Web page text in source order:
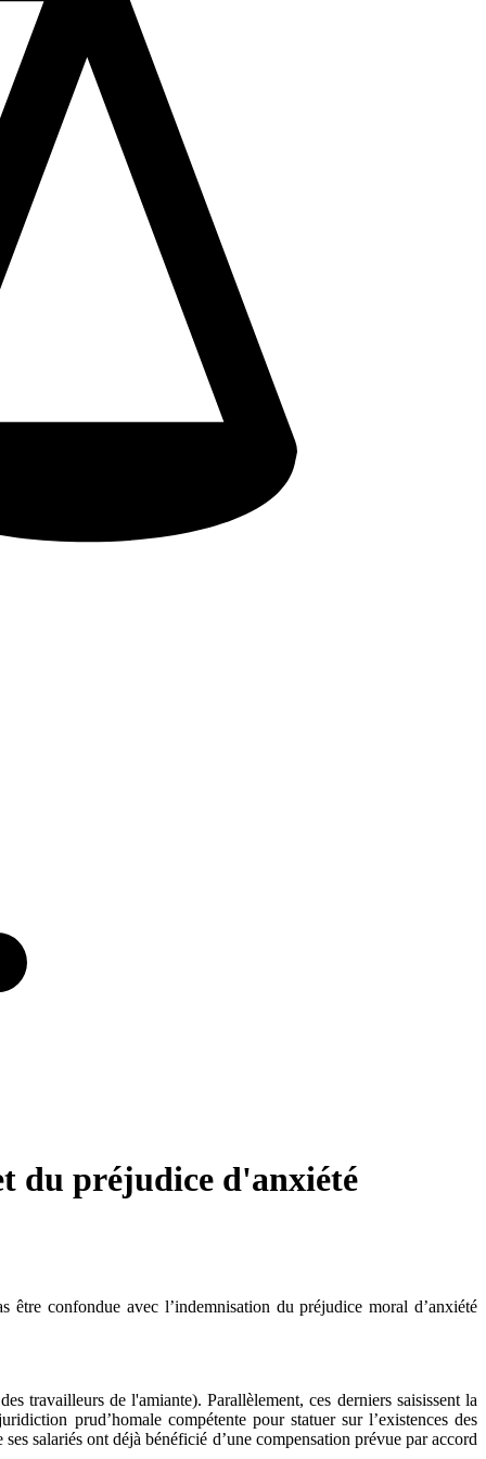
du préjudice d'anxiété
être confondue avec l’indemnisation du préjudice moral d’anxiété
travailleurs de l'amiante). Parallèlement, ces derniers saisissent la
prud’homale compétente pour statuer sur l’existences des
salariés ont déjà bénéficié d’une compensation prévue par accord